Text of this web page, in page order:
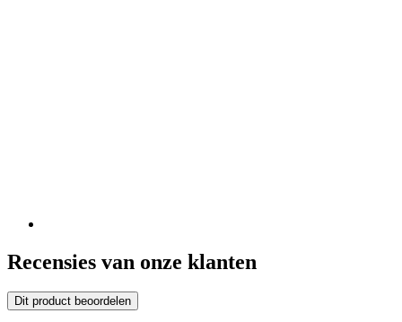
Recensies van onze klanten
Dit product beoordelen